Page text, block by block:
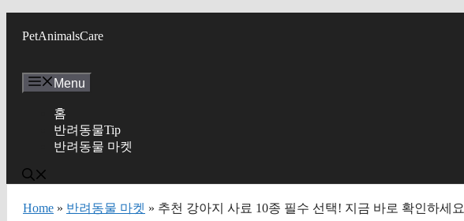
PetAnimalsCare
Menu
홈
반려동물Tip
반려동물 마켓
Home » 반려동물 마켓 » 추천 강아지 사료 10종 필수 선택! 지금 바로 확인하세요